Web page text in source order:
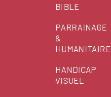
BIBLE
PARRAINAGE
&
HUMANITAIRE
HANDICAP
VISUEL